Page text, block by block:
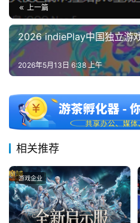
上一篇
2026 indiePlay中国独立游
2026年5月13日 6:38 上午
相关推荐
游戏企业